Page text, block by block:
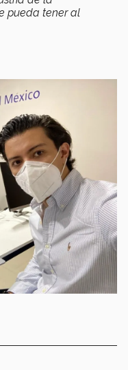
pueda tener al